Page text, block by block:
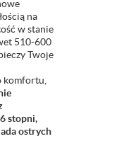
na
w stanie
510-600
Twoje
komfortu,
stopni,
ostrych